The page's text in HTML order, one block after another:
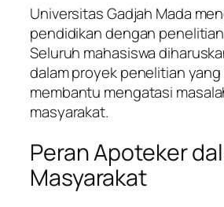
Universitas Gadjah Mada
pendidikan dengan
Seluruh mahasiswa
dalam proyek penelitian
membantu mengatasi
masyarakat.
Peran Apoteker
Masyarakat